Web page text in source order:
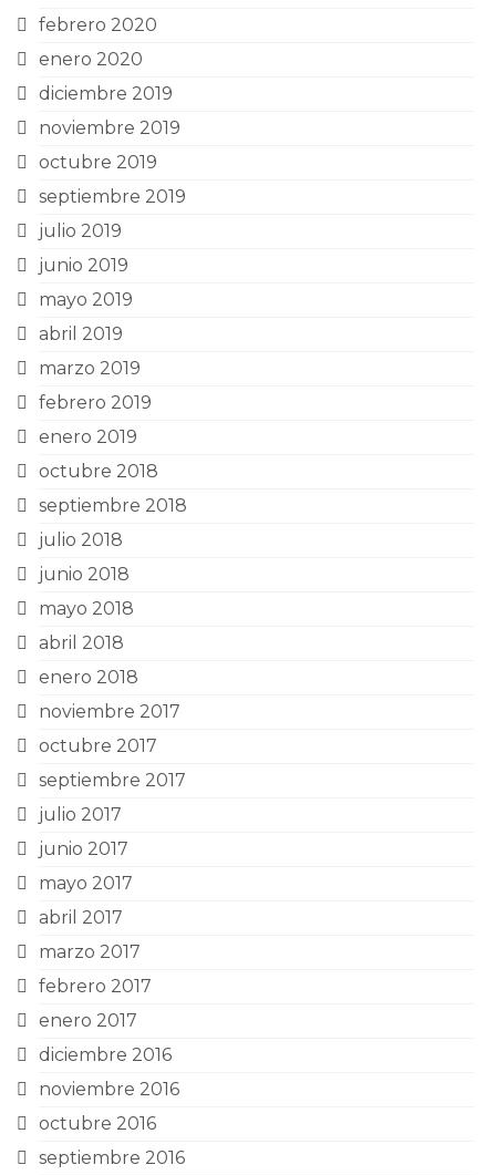
febrero 2020
enero 2020
diciembre 2019
noviembre 2019
octubre 2019
septiembre 2019
julio 2019
junio 2019
mayo 2019
abril 2019
marzo 2019
febrero 2019
enero 2019
octubre 2018
septiembre 2018
julio 2018
junio 2018
mayo 2018
abril 2018
enero 2018
noviembre 2017
octubre 2017
septiembre 2017
julio 2017
junio 2017
mayo 2017
abril 2017
marzo 2017
febrero 2017
enero 2017
diciembre 2016
noviembre 2016
octubre 2016
septiembre 2016